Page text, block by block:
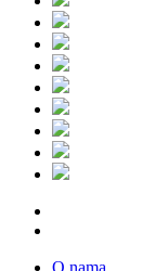
O nama